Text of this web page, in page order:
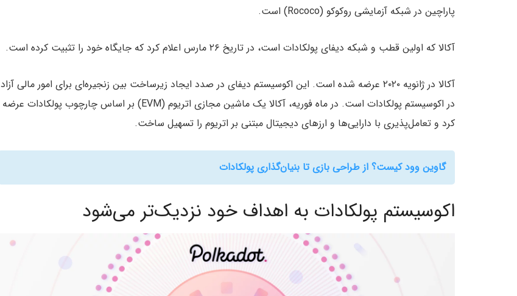
پاراچین در شبکه آزمایشی روکوکو (Rococo) است.
آکالا که اولین قطب و شبکه دیفای پولکادات است، در تاریخ ۲۶ مارس اعلام کرد که جایگاه خود را تثبیت کرده است.
آکالا در ژانویه ۲۰۲۰ عرضه شده است. این اکوسیستم دیفای در صدد ایجاد زیرساخت بین زنجیره‌ای برای امور مالی آزاد
در اکوسیستم پولکادات است. در ماه فوریه، آکالا یک ماشین مجازی اتریوم (EVM) بر اساس چارچوب پولکادات عرضه
کرد و تعامل‌پذیری با دارایی‌ها و ارزهای دیجیتال مبتنی بر اتریوم را تسهیل ساخت.
گاوین وود کیست؟ از طراحی بازی تا بنیان‌گذاری پولکادات
اکوسیستم پولکادات به اهداف خود نزدیک‌تر می‌شود